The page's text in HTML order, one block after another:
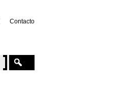
Contacto